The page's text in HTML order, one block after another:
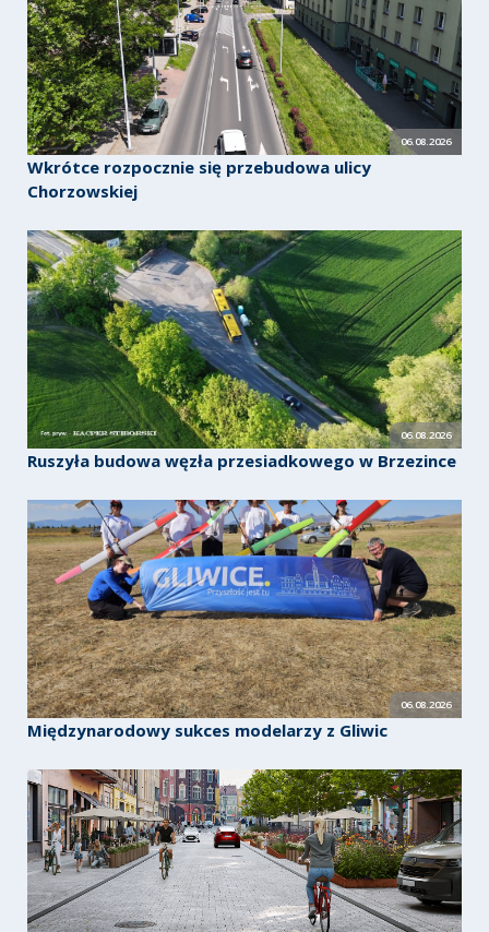
06.08.2026
Wkrótce rozpocznie się przebudowa ulicy
Chorzowskiej
06.08.2026
Ruszyła budowa węzła przesiadkowego w Brzezince
06.08.2026
Międzynarodowy sukces modelarzy z Gliwic